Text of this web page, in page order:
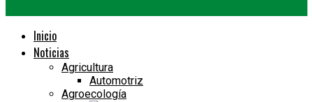
Inicio
Noticias
Agricultura
Automotriz
Agroecología